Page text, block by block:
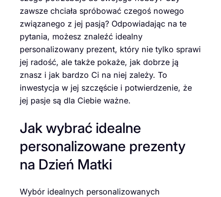
zawsze chciała spróbować czegoś nowego
związanego z jej pasją? Odpowiadając na te
pytania, możesz znaleźć idealny
personalizowany prezent, który nie tylko sprawi
jej radość, ale także pokaże, jak dobrze ją
znasz i jak bardzo Ci na niej zależy. To
inwestycja w jej szczęście i potwierdzenie, że
jej pasje są dla Ciebie ważne.
Jak wybrać idealne
personalizowane prezenty
na Dzień Matki
Wybór idealnych personalizowanych